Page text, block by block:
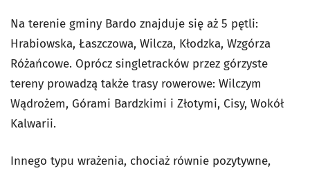
Na terenie gminy Bardo znajduje się aż 5 pętli:
Hrabiowska, Łaszczowa, Wilcza, Kłodzka, Wzgórza
Różańcowe. Oprócz singletracków przez górzyste
tereny prowadzą także trasy rowerowe: Wilczym
Wądrożem, Górami Bardzkimi i Złotymi, Cisy, Wokół
Kalwarii.
Innego typu wrażenia, chociaż równie pozytywne,